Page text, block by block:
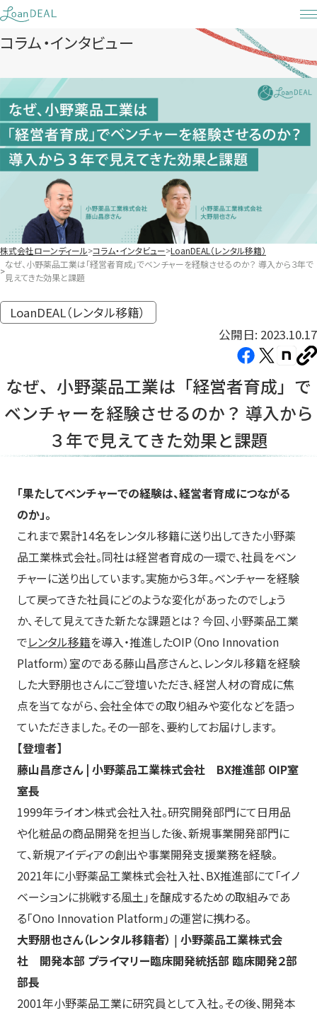
Skip
to
content
コラム・インタビュー
株式会社ローンディール コラム・インタビュー LoanDEAL（レンタル移籍）
なぜ、小野薬品工業は「経営者育成」でベンチャーを経験させるのか？ 導入から３年で
見えてきた効果と課題
LoanDEAL（レンタル移籍）
公開日: 2023.10.17
Facebook（新
い
タ
で
ま
X（新
い
タ
で
ま
note（新
い
タ
ま
コ
ピ
ー
なぜ、小野薬品工業は「経営者育成」で
ベンチャーを経験させるのか？ 導入から
３年で見えてきた効果と課題
「果たしてベンチャーでの経験は、経営者育成につながる
のか」。
これまで累計14名をレンタル移籍に送り出してきた小野薬
品工業株式会社。同社は経営者育成の一環で、社員をベン
チャーに送り出しています。実施から３年。ベンチャーを経験
して戻ってきた社員にどのような変化があったのでしょう
か、そして見えてきた新たな課題とは？ 今回、小野薬品工業
でレンタル移籍を導入・推進したOIP（Ono Innovation
Platform）室のである藤山昌彦さんと、レンタル移籍を経験
した大野朋也さんにご登壇いただき、経営人材の育成に焦
点を当てながら、会社全体での取り組みや変化などを語っ
ていただきました。その一部を、要約してお届けします。
【登壇者】
藤山昌彦さん | 小野薬品工業株式会社 BX推進部 OIP室
室長
1999年ライオン株式会社入社。研究開発部門にて日用品
や化粧品の商品開発を担当した後、新規事業開発部門に
て、新規アイディアの創出や事業開発支援業務を経験。
2021年に小野薬品工業株式会社入社、BX推進部にて「イノ
ベーションに挑戦する風土」を醸成するための取組みであ
る「Ono Innovation Platform」の運営に携わる。
大野朋也さん（レンタル移籍者） | 小野薬品工業株式会
社 開発本部 プライマリー臨床開発統括部 臨床開発２部
部長
2001年小野薬品工業に研究員として入社。その後、開発本